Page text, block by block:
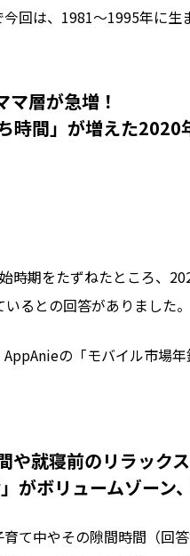
回は、1981〜1995年に
層が急増！
時間」が増えた
期をたずねたところ、
るとの回答がありました。
の「モバイル市場
や就寝前のリラック
がボリュームゾーン
て中やその隙間時間（回